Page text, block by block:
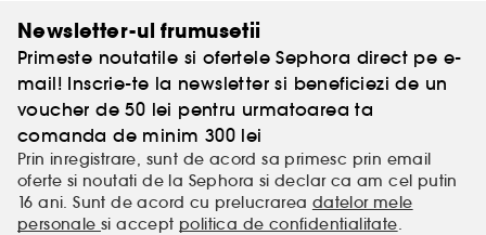
Newsletter-ul frumusetii
Primeste noutatile si ofertele Sephora direct pe e-
mail! Inscrie-te la newsletter si beneficiezi de un
voucher de 50 lei pentru urmatoarea ta
comanda de minim 300 lei
Prin inregistrare, sunt de acord sa primesc prin email
oferte si noutati de la Sephora si declar ca am cel putin
16 ani. Sunt de acord cu prelucrarea datelor mele
personalesi accept politica de confidentialitate.